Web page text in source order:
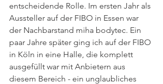
entscheidende Rolle. Im ersten Jahr als
Aussteller auf der FIBO in Essen war
der Nachbarstand miha bodytec. Ein
paar Jahre später ging ich auf der FIBO
in Köln in eine Halle, die komplett
ausgefüllt war mit Anbietern aus
diesem Bereich - ein unglaubliches